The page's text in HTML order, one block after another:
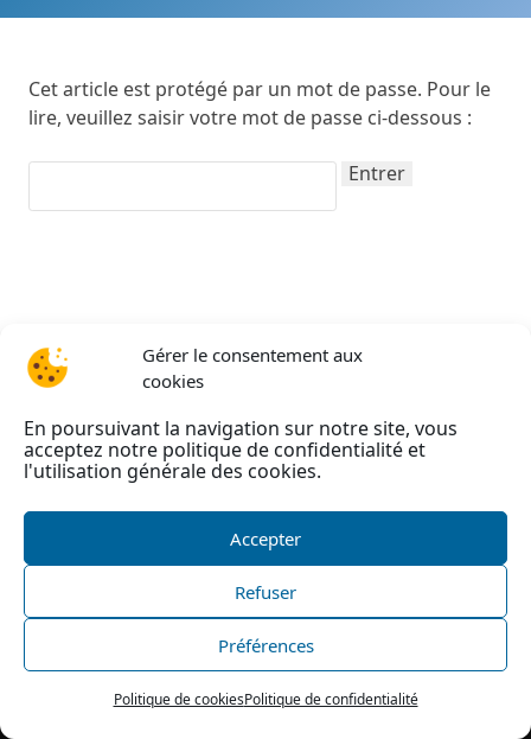
Gérer le consentement aux
cookies
En poursuivant la navigation sur notre site, vous
acceptez notre politique de confidentialité et
l'utilisation générale des cookies.
Accepter
Refuser
Préférences
Politique de cookiesPolitique de confidentialité
Cet article est protégé par un mot de passe. Pour le
lire, veuillez saisir votre mot de passe ci-dessous :
©AAEIRA2026 –Mentions légales–Politique de
Politique de cookies
contacter| Site internet réalisé par l’agence webHe-
site pas